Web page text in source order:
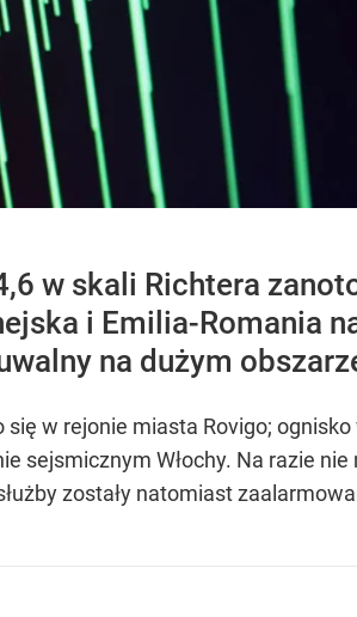
w skali Richtera
i Emilia-Romania
na dużym
w rejonie miasta Rovigo;
sejsmicznym Włochy. Na razie nie
zostały natomiast